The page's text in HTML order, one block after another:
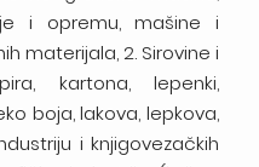
i opremu, mašine i
materijala, 2. Sirovine i
kartona, lepenki,
boja, lakova, lepkova,
i knjigovezačkih